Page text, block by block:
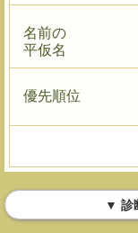
名前の
平仮名
優先順位
▼ 診